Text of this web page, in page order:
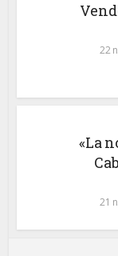
22
«La
21